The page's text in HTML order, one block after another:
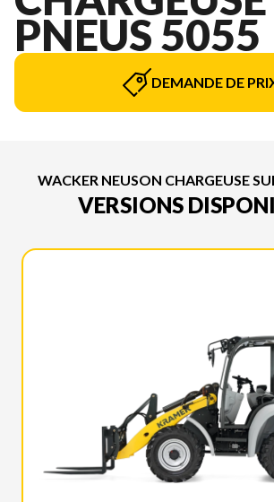
PNEUS 5055
DEMANDE DE
WACKER NEUSON CHARGEUSE
VERSIONS